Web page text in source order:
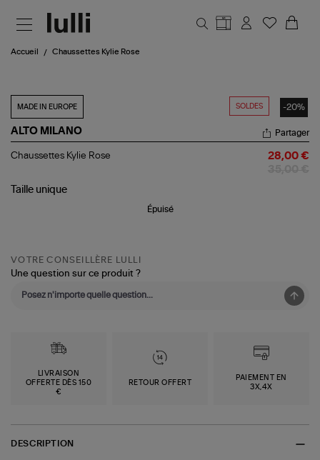
Accueil Chaussettes Kylie Rose
SOLDES -20%
MADE IN EUROPE
ALTO MILANO
Chaussettes
Partager
Chaussettes Kylie Rose 28,00 €
Taille unique
Épuisé
VOTRE CONSEILLÈRE LULLI
Une question sur ce produit ?
LIVRAISON
OFFERTE DÈS 150
€
RETOUR OFFERT
PAIEMENT EN
3X,4X
DESCRIPTION